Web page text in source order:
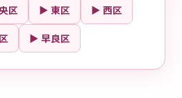
区 ▶ 東区 ▶ 西区
▶ 早良区